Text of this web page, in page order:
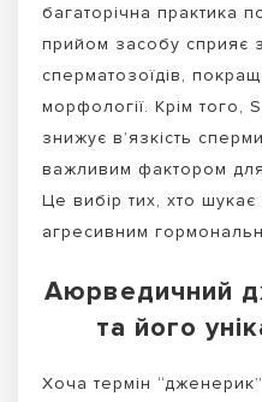
багаторічна практика
прийом засобу сприяє
сперматозоїдів,
морфології. Крім того,
знижує в’язкість
важливим фактором
Це вибір тих, хто
агресивним
Аюрведичний
та його
Хоча термін